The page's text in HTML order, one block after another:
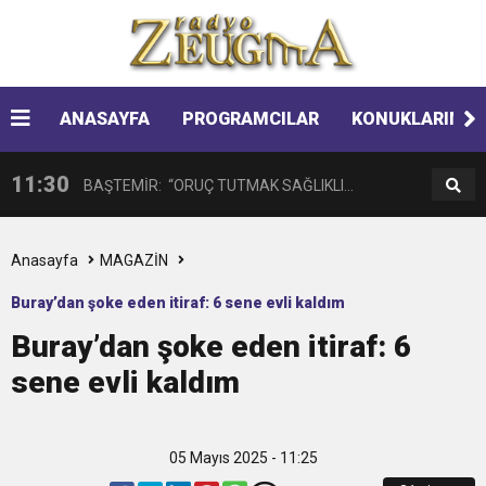
ANASAYFA PROGRAMCILAR KONUKLARIMIZ
Gaziantep FK o yıldızı getiriyor
11:59 GÖĞÜS HASTALIKLARI UZMANINDAN
LİSELİLERE BİLGİLENDİRME
11:30 BAŞTEMİR: “ORUÇ TUTMAK SAĞLIKLI
BİREYLER İÇİN ÇOK YARARLIDIR”
17:58 “DEPREM SONRASI TRAVMALI OLGULARA
CERRAHİ YAKLAŞIM”
16:48 Çocuklarda Gece İdrar Kaçırma Tedavi
Edilebilmektedir.
12:37 BÜYÜKŞEHİR, VERGİ HAFTASI DOLAYISIYLA
BİN 100 PERSONELE BİSİKLET DAĞITTI
Anasayfa MAGAZİN
Buray’dan şoke eden itiraf: 6 sene evli kaldım
Buray’dan şoke eden itiraf: 6
sene evli kaldım
05 Mayıs 2025 - 11:25